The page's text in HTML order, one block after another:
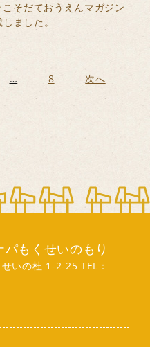
こそだておうえんマガジン
ました。
… 8
次へ
パもくせいのもり
いの杜 1-2-25 TEL：